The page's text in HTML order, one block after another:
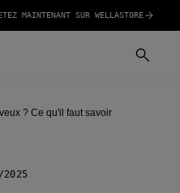
MAINTENANT SUR WELLASTORE
? Ce qu'il faut savoir